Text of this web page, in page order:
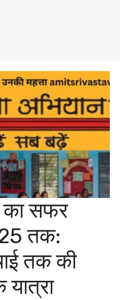
का सफर
तक:
तक की
यात्रा